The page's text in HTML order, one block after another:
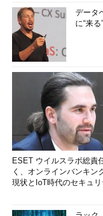
データ
に“来
ESET ウイルスラボ総責
く、オンラインバンキン
現状とIoT時代のセキュ